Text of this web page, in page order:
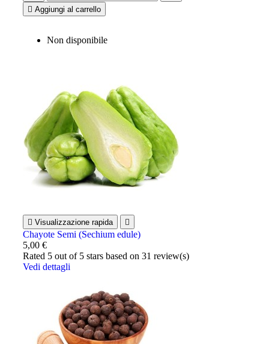
 Aggiungi al carrello
Non disponibile
 Visualizzazione rapida 
Chayote Semi (Sechium edule)
5,00 €
Rated 5 out of 5 stars based on31 review(s)
Vedi dettagli